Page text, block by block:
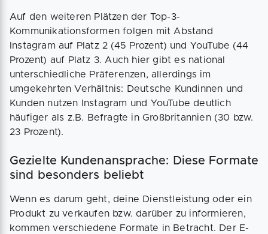
Auf den weiteren Plätzen der Top-3-
Kommunikationsformen folgen mit Abstand
Instagram auf Platz 2 (45 Prozent) und YouTube (44
Prozent) auf Platz 3. Auch hier gibt es national
unterschiedliche Präferenzen, allerdings im
umgekehrten Verhältnis: Deutsche Kundinnen und
Kunden nutzen Instagram und YouTube deutlich
häufiger als z.B. Befragte in Großbritannien (30 bzw.
23 Prozent).
Gezielte Kundenansprache: Diese Formate
sind besonders beliebt
Wenn es darum geht, deine Dienstleistung oder ein
Produkt zu verkaufen bzw. darüber zu informieren,
kommen verschiedene Formate in Betracht. Der E-